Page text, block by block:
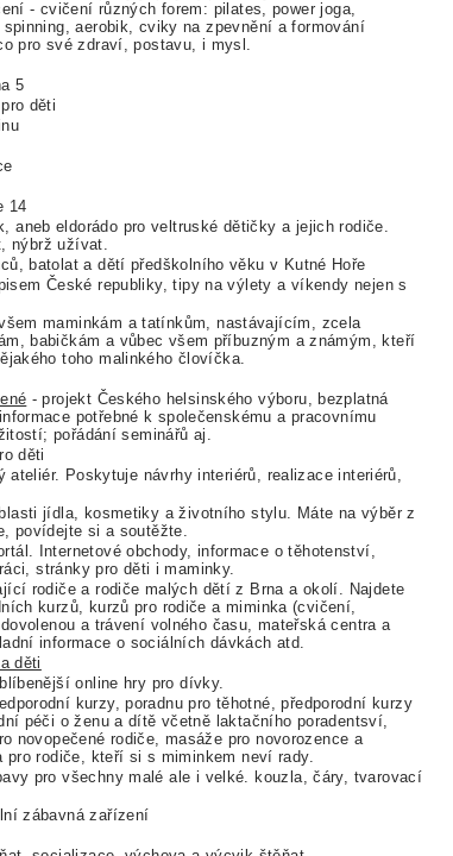
- cvičení různých forem: pilates, power joga,
aerobik, cviky na zpevnění a formování
pro své zdraví, postavu, i mysl.
5
děti
14
aneb eldorádo pro veltruské dětičky a jejich rodiče.
nýbrž užívat.
batolat a dětí předškolního věku v Kutné Hoře
České republiky, tipy na výlety a víkendy nejen s
maminkám a tatínkům, nastávajícím, zcela
babičkám a vůbec všem příbuzným a známým, kteří
toho malinkého človíčka.
- projekt Českého helsinského výboru, bezplatná
potřebné k společenskému a pracovnímu
pořádání seminářů aj.
děti
ateliér. Poskytuje návrhy interiérů, realizace interiérů,
jídla, kosmetiky a životního stylu. Máte na výběr z
povídejte si a soutěžte.
Internetové obchody, informace o těhotenství,
stránky pro děti i maminky.
rodiče a rodiče malých dětí z Brna a okolí. Najdete
kurzů, kurzů pro rodiče a miminka (cvičení,
a trávení volného času, mateřská centra a
informace o sociálních dávkách atd.
děti
online hry pro dívky.
kurzy, poradnu pro těhotné, předporodní kurzy
péči o ženu a dítě včetně laktačního poradentsví,
novopečené rodiče, masáže pro novorozence a
rodiče, kteří si s miminkem neví rady.
pro všechny malé ale i velké. kouzla, čáry, tvarovací
zábavná zařízení